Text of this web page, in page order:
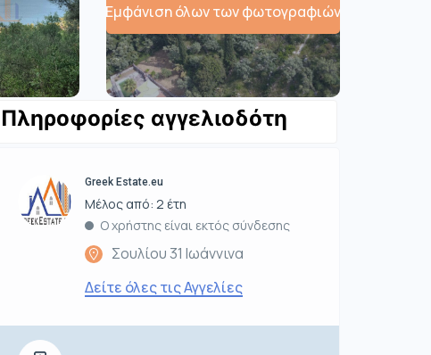
Εμφάνιση όλων των φωτογραφιών
Πληροφορίες αγγελιοδότη
Greek Estate.eu
Μέλος από: 2 έτη
Ο χρήστης είναι εκτός σύνδεσης
Σουλίου 31 Ιωάννινα
Δείτε όλες τις Αγγελίες